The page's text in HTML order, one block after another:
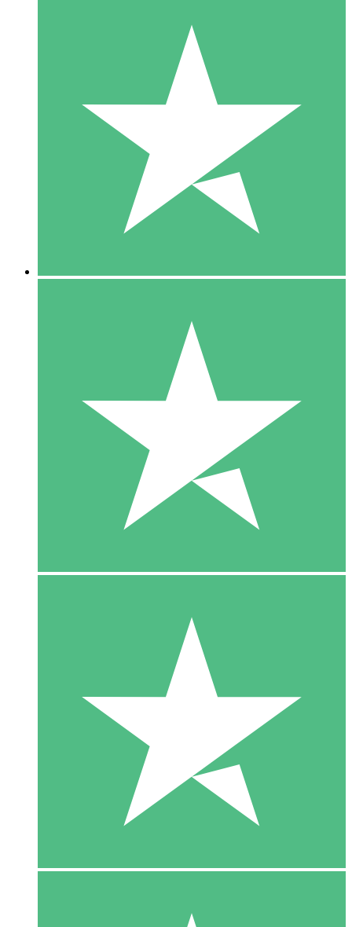
Paquetes de Créditos Individuales
Paga según el uso con créditos de descarga. Sin compromiso
10 00
10 Descargas
20 00